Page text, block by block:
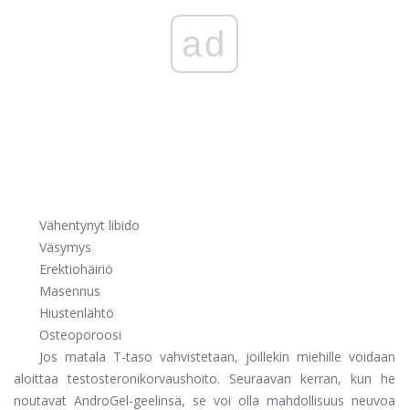
ad
Vähentynyt libido
Väsymys
Erektiohäiriö
Masennus
Hiustenlähtö
Osteoporoosi
Jos matala T-taso vahvistetaan, joillekin miehille voidaan
aloittaa testosteronikorvaushoito. Seuraavan kerran, kun he
noutavat AndroGel-geelinsä, se voi olla mahdollisuus neuvoa